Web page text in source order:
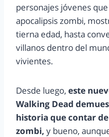
personajes jóvenes
apocalipsis zombi,
tierna edad, hasta
villanos dentro del
vivientes.
Desde luego, este
Walking Dead
historia que contar
zombi, y bueno,